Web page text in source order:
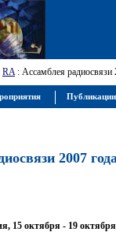
RA: Ассамблея
2007
15 октября - 19 октября
Публикации